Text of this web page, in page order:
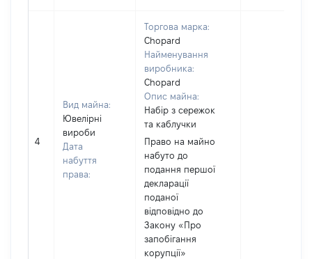
4
Вид майна:
Ювелірні
вироби
Дата
набуття
права:
Торгова марка:
Chopard
Найменування
виробника:
Chopard
Опис майна:
Набір з сережок
та каблучки
Право на майно
набуто до
подання першої
декларації
поданої
відповідно до
Закону «Про
запобігання
корупції»